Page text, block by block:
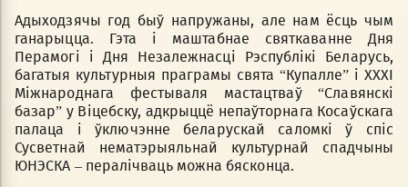
Адыходзячы год быў напружаны, але нам ёсць чым
ганарыцца. Гэта і маштабнае святкаванне Дня
Перамогі і Дня Незалежнасці Рэспублікі Беларусь,
багатыя культурныя праграмы свята “Купалле” і ХХХІ
Міжнароднага фестываля мастацтваў “Славянскі
базар” у Віцебску, адкрыццё непаўторнага Косаўскага
палаца і ўключэнне беларускай саломкі ў спіс
Сусветнай нематэрыяльнай культурнай спадчыны
ЮНЭСКА – пералічваць можна бясконца.